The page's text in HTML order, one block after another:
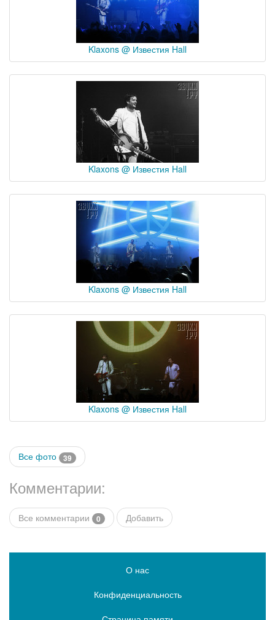
Klaxons @ Известия Hall
Klaxons @ Известия Hall
Klaxons @ Известия Hall
Klaxons @ Известия Hall
Все фото 39
Комментарии:
Все комментарии 0 Добавить
О нас
Конфиденциальность